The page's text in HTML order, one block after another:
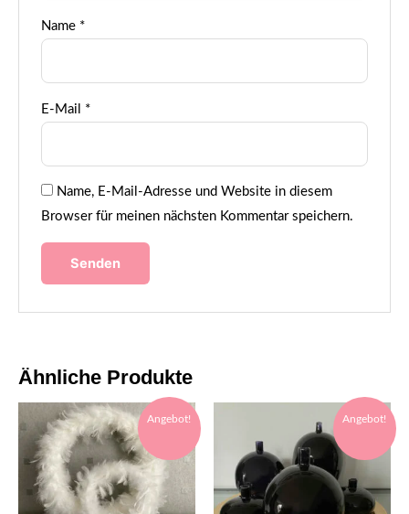
Name *
E-Mail *
Name, E-Mail-Adresse und Website in diesem
Browser für meinen nächsten Kommentar speichern.
Ähnliche Produkte
Angebot! Angebot!